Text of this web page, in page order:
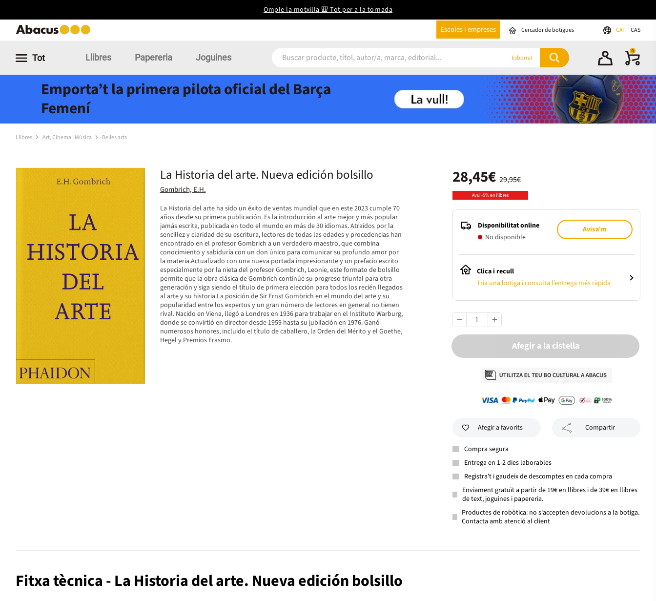
Omple la motxilla 🎒 Tot per a la tornada
Escoles i empreses Cercador de botigues CAT CAS
Tot Llibres Papereria Joguines Esborrar
0
Emporta’t la primera pilota oficial del Barça
Femení
Llibres Art, Cinema i Música Belles arts
La Historia del arte. Nueva edición bolsillo
Gombrich, E.H.
La Historia del arte ha sido un éxito de ventas mundial que en este 2023 cumple 70
años desde su primera publicación. Es la introducción al arte mejor y más popular
jamás escrita, publicada en todo el mundo en más de 30 idiomas. Atraídos por la
sencillez y claridad de su escritura, lectores de todas las edades y procedencias han
encontrado en el profesor Gombrich a un verdadero maestro, que combina
conocimiento y sabiduría con un don único para comunicar su profundo amor por
la materia.Actualizado con una nueva portada impresionante y un prefacio escrito
especialmente por la nieta del profesor Gombrich, Leonie, este formato de bolsillo
permite que la obra clásica de Gombrich continúe su progreso triunfal para otra
generación y siga siendo el título de primera elección para todos los recién llegados
al arte y su historia.La posición de Sir Ernst Gombrich en el mundo del arte y su
popularidad entre los expertos y un gran número de lectores en general no tienen
rival. Nacido en Viena, llegó a Londres en 1936 para trabajar en el Instituto Warburg,
donde se convirtió en director desde 1959 hasta su jubilación en 1976. Ganó
numerosos honores, incluido el título de caballero, la Orden del Mérito y el Goethe,
Hegel y Premios Erasmo.
29,95€
28,45€
Avui -5% en llibres
Disponibilitat online
No disponible
Avisa'm
Clica i recull
Tria una botiga i consulta l’entrega més ràpida
Afegir a la cistella
Afegir a favorits Compartir
Compra segura
Entrega en 1-2 dies laborables
Registra't i gaudeix de descomptes en cada compra
Enviament gratuït a partir de 19€ en llibres i de 39€ en llibres
de text, joguines i papereria.
Productes de robòtica: no s'accepten devolucions a la botiga.
Contacta amb atenció al client
Fitxa tècnica - La Historia del arte. Nueva edición bolsillo